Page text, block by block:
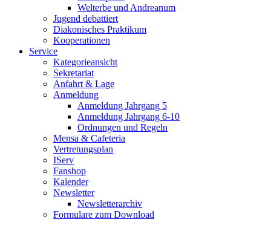
Welterbe und Andreanum
Jugend debattiert
Diakonisches Praktikum
Kooperationen
Service
Kategorieansicht
Sekretariat
Anfahrt & Lage
Anmeldung
Anmeldung Jahrgang 5
Anmeldung Jahrgang 6-10
Ordnungen und Regeln
Mensa & Cafeteria
Vertretungsplan
IServ
Fanshop
Kalender
Newsletter
Newsletterarchiv
Formulare zum Download